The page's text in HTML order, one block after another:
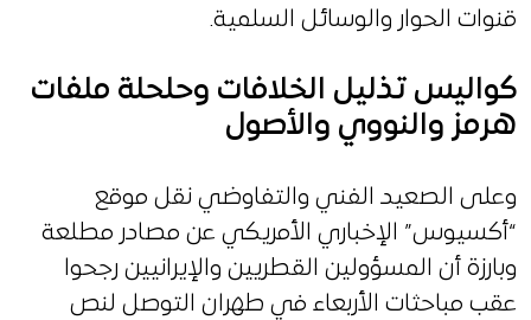
قنوات الحوار والوسائل السلمية.
كواليس تذليل الخلافات وحلحلة ملفات
هرمز والنووي والأصول
وعلى الصعيد الفني والتفاوضي نقل موقع
“أكسيوس” الإخباري الأمريكي عن مصادر مطلعة
وبارزة أن المسؤولين القطريين والإيرانيين رجحوا
عقب مباحثات الأربعاء في طهران التوصل لنص